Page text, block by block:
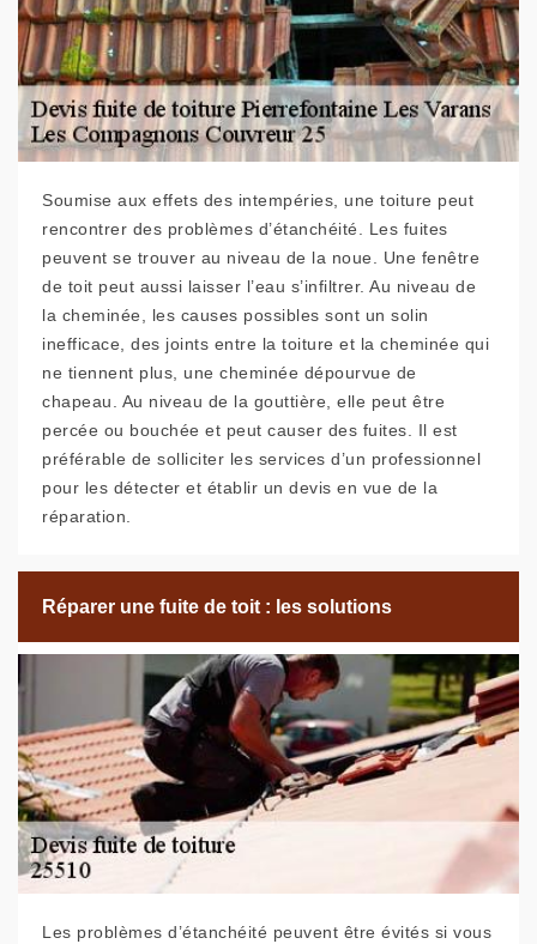
Soumise aux effets des intempéries, une toiture peut
rencontrer des problèmes d’étanchéité. Les fuites
peuvent se trouver au niveau de la noue. Une fenêtre
de toit peut aussi laisser l’eau s’infiltrer. Au niveau de
la cheminée, les causes possibles sont un solin
inefficace, des joints entre la toiture et la cheminée qui
ne tiennent plus, une cheminée dépourvue de
chapeau. Au niveau de la gouttière, elle peut être
percée ou bouchée et peut causer des fuites. Il est
préférable de solliciter les services d’un professionnel
pour les détecter et établir un devis en vue de la
réparation.
Réparer une fuite de toit : les solutions
Les problèmes d’étanchéité peuvent être évités si vous